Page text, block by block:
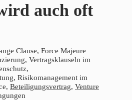
auch oft
Clause, Force Majeure
Vertragsklauseln im
Risikomanagement im
Beteiligungsvertrag, Venture